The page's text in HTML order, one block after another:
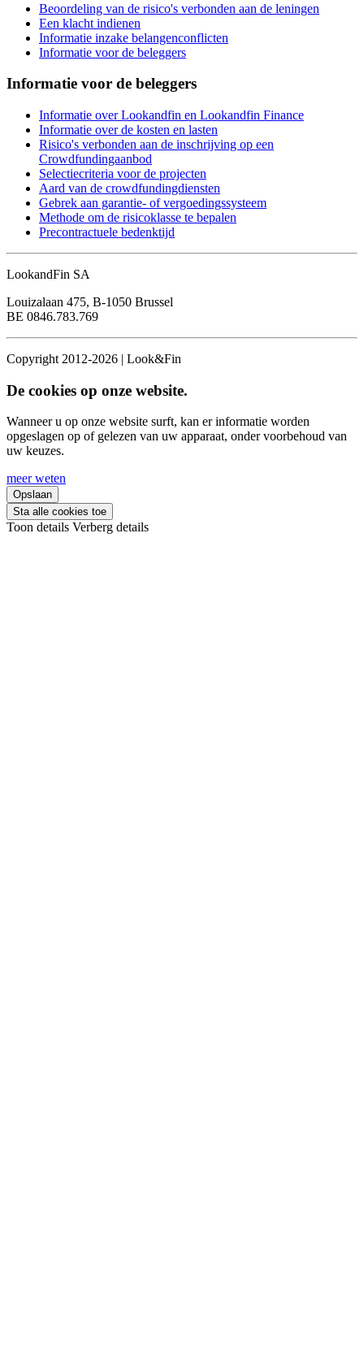
Beoordeling van de risico's verbonden aan de leningen
Een klacht indienen
Informatie inzake belangenconflicten
Informatie voor de beleggers
Informatie voor de beleggers
Informatie over Lookandfin en Lookandfin Finance
Informatie over de kosten en lasten
Risico's verbonden aan de inschrijving op een
Crowdfundingaanbod
Selectiecriteria voor de projecten
Aard van de crowdfundingdiensten
Gebrek aan garantie- of vergoedingssysteem
Methode om de risicoklasse te bepalen
Precontractuele bedenktijd
LookandFin SA
Louizalaan 475, B-1050 Brussel
BE 0846.783.769
Copyright 2012-2026 | Look&Fin
De cookies op onze website.
Wanneer u op onze website surft, kan er informatie worden
opgeslagen op of gelezen van uw apparaat, onder voorbehoud van
uw keuzes.
meer weten
Opslaan
Sta alle cookies toe
Toon details Verberg details